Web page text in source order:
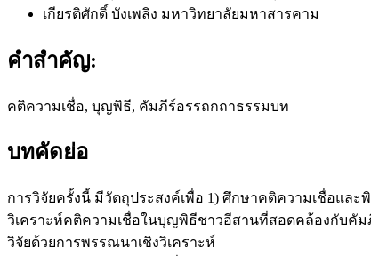
เกียรติศักดิ์ บังเพลิง มหาวิทยาลัยมหาสารคาม
คำสำคัญ:
คติความเชื่อ, บุญพิธี, คัมภีร์อรรถกถาธรรมบท
บทคัดย่อ
การวิจัยครั้งนี้ มีวัตถุประสงค์เพื่อ 1) ศึกษาคติความเชื่อแ
วิเคราะห์คติความเชื่อในบุญพิธีชาวอีสานที่สอดคล้องกับคัม
วิจัยด้วยการพรรณนาเชิงวิเคราะห์